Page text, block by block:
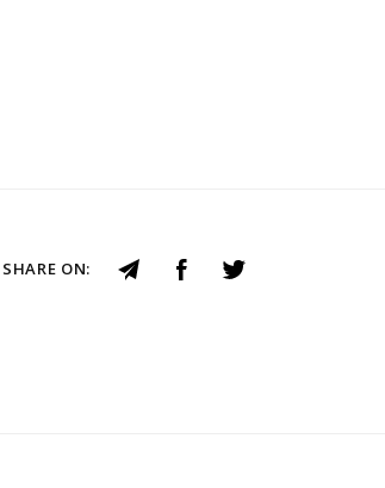
SHARE ON: